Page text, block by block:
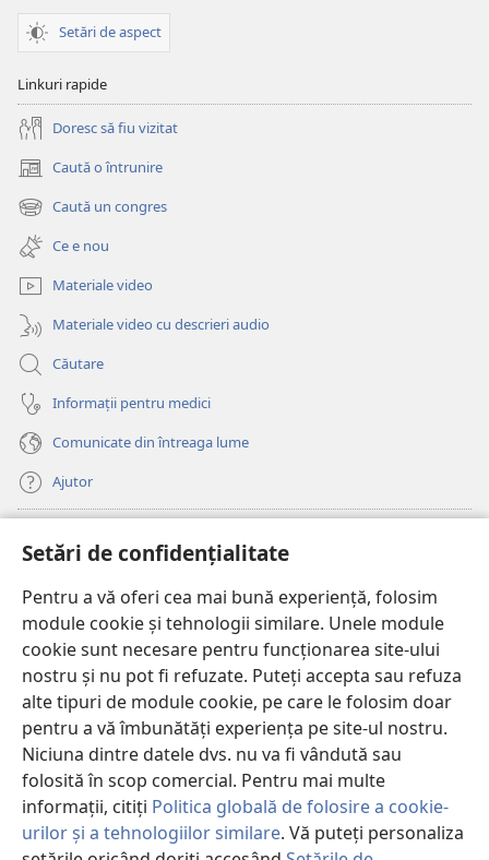
Setări de confidențialitate
Pentru a vă oferi cea mai bună experiență, folosim
module cookie și tehnologii similare. Unele module
cookie sunt necesare pentru funcționarea site-ului
nostru și nu pot fi refuzate. Puteți accepta sau refuza
alte tipuri de module cookie, pe care le folosim doar
pentru a vă îmbunătăți experiența pe site-ul nostru.
Niciuna dintre datele dvs. nu va fi vândută sau
folosită în scop comercial. Pentru mai multe
informații, citiți Politica globală de folosire a cookie-
urilor și a tehnologiilor similare. Vă puteți personaliza
Setări de aspect
Linkuri rapide
Doresc să fiu vizitat
Caută o întrunire
(se
deschide
o
fereastră
nouă)
Caută un congres
(se
deschide
o
fereastră
nouă)
Ce e nou
Materiale video
Materiale video cu descrieri audio
Căutare
Informații pentru medici
Comunicate din întreaga lume
Ajutor
(se
deschide
o
fereastră
nouă)
Watchtower – BIBLIOTECĂ ONLINE™
(se
deschide
o
fereastră
JW Hub ®
(se
deschide
o
fereastră
nouă)
JW Library®
Watchtower Library